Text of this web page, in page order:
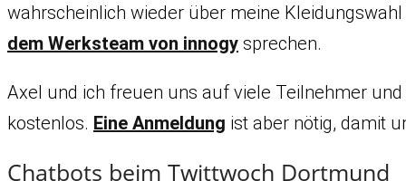
wahrscheinlich wieder über meine
dem Werksteam von innogy sprechen.
Axel und ich freuen uns auf viele Teilnehmer
kostenlos. Eine Anmeldung ist aber nötig, damit
Chatbots beim Twittwoch Dortmund